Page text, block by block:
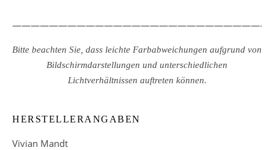
Bitte beachten Sie, dass leichte Farbabweichungen aufgrund von
Bildschirmdarstellungen und unterschiedlichen
Lichtverhältnissen auftreten können.
HERSTELLERANGABEN
Vivian Mandt